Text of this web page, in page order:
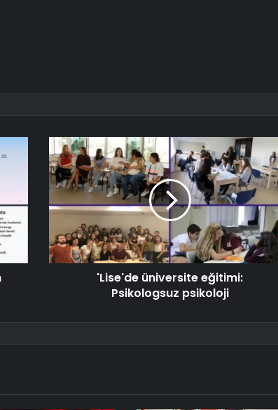
'Lise'de üniversite eğitimi:
Psikologsuz psikoloji